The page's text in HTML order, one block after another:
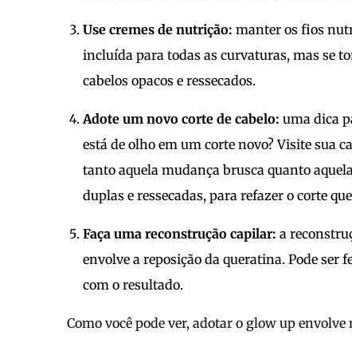
Use cremes de nutrição: manter os fios
incluída para todas as curvaturas, mas se
cabelos opacos e ressecados.
Adote um novo corte de cabelo: uma dica
está de olho em um corte novo? Visite sua
tanto aquela mudança brusca quanto
duplas e ressecadas, para refazer o corte
Faça uma reconstrução capilar: a
envolve a reposição da queratina. Pode ser
com o resultado.
Como você pode ver, adotar o glow up